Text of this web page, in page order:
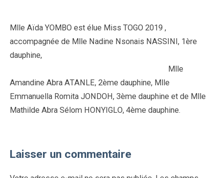
Mlle Aïda YOMBO est élue Miss TOGO 2019 ,
accompagnée de Mlle Nadine Nsonais NASSINI, 1ère
dauphine,
Mlle
Amandine Abra ATANLE, 2ème dauphine, Mlle
Emmanuella Romita JONDOH, 3ème dauphine et de Mlle
Mathilde Abra Sélom HONYIGLO, 4ème dauphine.
Laisser un commentaire